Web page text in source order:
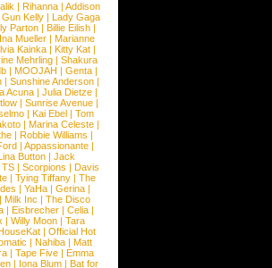
| Rihanna | Addison
Kelly| Lady Gaga
Parton | Billie Eilish |
Ina Mueller| Marianne
Kainka | Kitty Kat |
Mehrling | Shakura
| MOOJAH | Genta|
| Sunshine Anderson |
Acuna | Julia Dietze |
| Sunrise Avenue |
| Kai Ebel| Tom
| Marina Celeste|
| Robbie Williams |
| Appassionante|
Button| Jack
TS| Scorpions | Davis
| Tying Tiffany | The
| YaHa | Gerina |
| Milk Inc | The Disco
| Eisbrecher | Celia |
| Willy Moon| Tara
| Official Hot
| Nahiba | Matt
| Tape Five | Emma
| Iona Blum| Bat for